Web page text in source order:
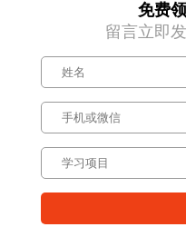
免费
留言立即